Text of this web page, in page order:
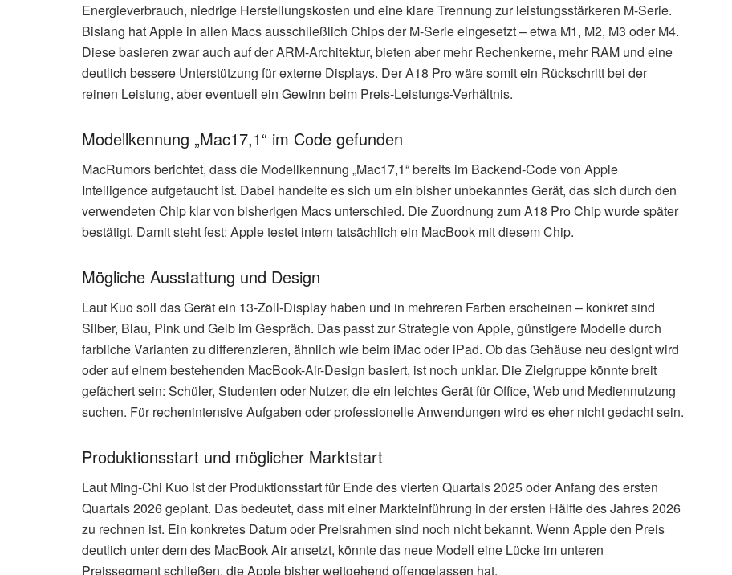
Energieverbrauch, niedrige Herstellungskosten und eine klare Trennung zur leistungsstärkeren M-Serie.
Bislang hat Apple in allen Macs ausschließlich Chips der M-Serie eingesetzt – etwa M1, M2, M3 oder M4.
Diese basieren zwar auch auf der ARM-Architektur, bieten aber mehr Rechenkerne, mehr RAM und eine
deutlich bessere Unterstützung für externe Displays. Der A18 Pro wäre somit ein Rückschritt bei der
reinen Leistung, aber eventuell ein Gewinn beim Preis-Leistungs-Verhältnis.
Modellkennung „Mac17,1“ im Code gefunden
MacRumors berichtet, dass die Modellkennung „Mac17,1“ bereits im Backend-Code von Apple
Intelligence aufgetaucht ist. Dabei handelte es sich um ein bisher unbekanntes Gerät, das sich durch den
verwendeten Chip klar von bisherigen Macs unterschied. Die Zuordnung zum A18 Pro Chip wurde später
bestätigt. Damit steht fest: Apple testet intern tatsächlich ein MacBook mit diesem Chip.
Mögliche Ausstattung und Design
Laut Kuo soll das Gerät ein 13-Zoll-Display haben und in mehreren Farben erscheinen – konkret sind
Silber, Blau, Pink und Gelb im Gespräch. Das passt zur Strategie von Apple, günstigere Modelle durch
farbliche Varianten zu differenzieren, ähnlich wie beim iMac oder iPad. Ob das Gehäuse neu designt wird
oder auf einem bestehenden MacBook-Air-Design basiert, ist noch unklar. Die Zielgruppe könnte breit
gefächert sein: Schüler, Studenten oder Nutzer, die ein leichtes Gerät für Office, Web und Mediennutzung
suchen. Für rechenintensive Aufgaben oder professionelle Anwendungen wird es eher nicht gedacht sein.
Produktionsstart und möglicher Marktstart
Laut Ming-Chi Kuo ist der Produktionsstart für Ende des vierten Quartals 2025 oder Anfang des ersten
Quartals 2026 geplant. Das bedeutet, dass mit einer Markteinführung in der ersten Hälfte des Jahres 2026
zu rechnen ist. Ein konkretes Datum oder Preisrahmen sind noch nicht bekannt. Wenn Apple den Preis
deutlich unter dem des MacBook Air ansetzt, könnte das neue Modell eine Lücke im unteren
Preissegment schließen, die Apple bisher weitgehend offengelassen hat.